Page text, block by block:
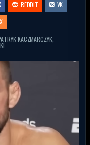
REDDIT
VK
KACZMARCZYK,